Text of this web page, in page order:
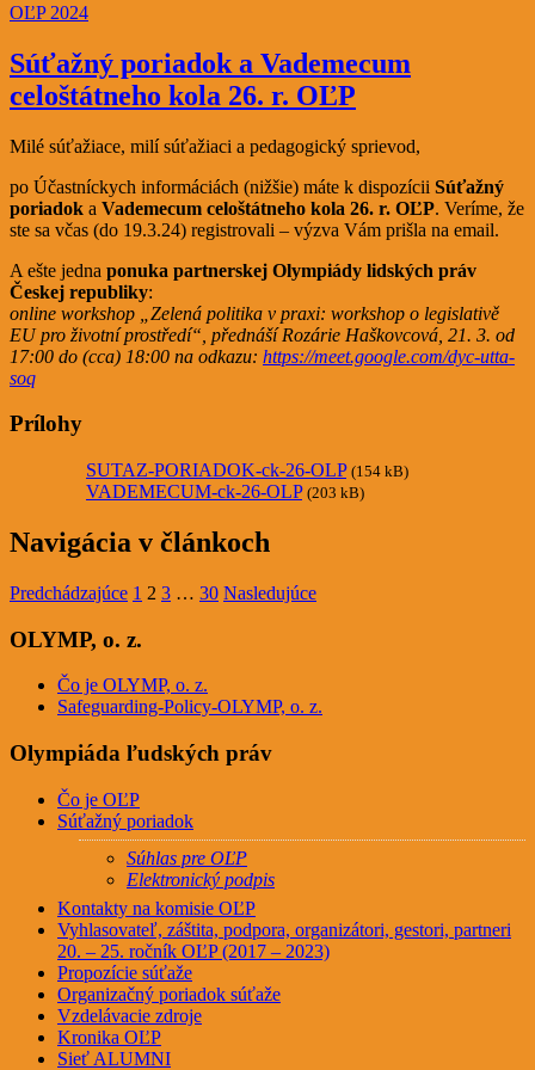
OĽP 2024
Súťažný poriadok a Vademecum
celoštátneho kola 26. r. OĽP
Milé súťažiace, milí súťažiaci a pedagogický sprievod,
po Účastníckych informáciách (nižšie) máte k dispozícii Súťažný
poriadok a Vademecum celoštátneho kola 26. r. OĽP. Veríme, že
ste sa včas (do 19.3.24) registrovali – výzva Vám prišla na email.
A ešte jedna ponuka partnerskej Olympiády lidských práv
Českej republiky:
online workshop „Zelená politika v praxi: workshop o legislativě
EU pro životní prostředí“, přednáší Rozárie Haškovcová, 21. 3. od
17:00 do (cca) 18:00 na odkazu: https://meet.google.com/dyc-utta-
soq
Prílohy
SUTAZ-PORIADOK-ck-26-OLP (154 kB)
VADEMECUM-ck-26-OLP (203 kB)
Navigácia v článkoch
Predchádzajúce 1 2 3 … 30 Nasledujúce
OLYMP, o. z.
Čo je OLYMP, o. z.
Safeguarding-Policy-OLYMP, o. z.
Olympiáda ľudských práv
Čo je OĽP
Súťažný poriadok
Súhlas pre OĽP
Elektronický podpis
Kontakty na komisie OĽP
Vyhlasovateľ, záštita, podpora, organizátori, gestori, partneri
20. – 25. ročník OĽP (2017 – 2023)
Propozície súťaže
Organizačný poriadok súťaže
Vzdelávacie zdroje
Kronika OĽP
Sieť ALUMNI